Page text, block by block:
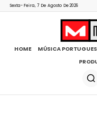
Sexta-Feira, 7 De Agosto De 2026
HOME MÚSICA